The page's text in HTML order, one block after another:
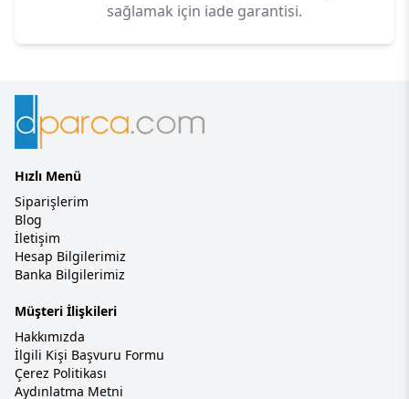
sağlamak için iade garantisi.
Hızlı Menü
Siparişlerim
Blog
İletişim
Hesap Bilgilerimiz
Banka Bilgilerimiz
Müşteri İlişkileri
Hakkımızda
İlgili Kişi Başvuru Formu
Çerez Politikası
Aydınlatma Metni